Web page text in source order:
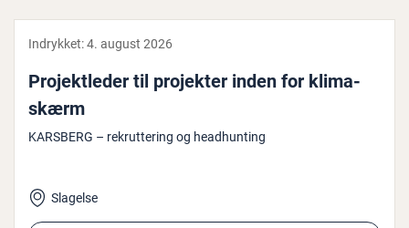
Indrykket:4. august 2026
Pro­jekt­le­der til projekter inden for kli­ma­
skærm
KARSBERG – rekruttering og headhunting
Slagelse